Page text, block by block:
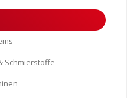
Schmierstoffe